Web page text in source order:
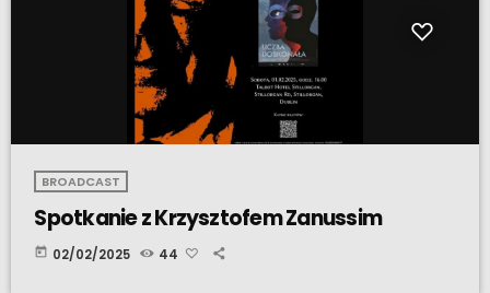
BROADCAST
Spotkanie z Krzysztofem Zanussim
today 02/02/2025 44